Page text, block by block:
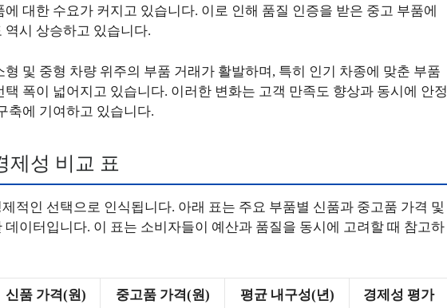
대한 수요가 커지고 있습니다. 이로 인해 품질 인증을 받은 중고 부품에
시 상승하고 있습니다.
및 중형 차량 위주의 부품 거래가 활발하며, 특히 인기 차종에 맞춘 부품
택 폭이 넓어지고 있습니다. 이러한 변화는 고객 만족도 향상과 동시에 안정
축에 기여하고 있습니다.
제성 비교 표
적인 선택으로 인식됩니다. 아래 표는 주요 부품별 신품과 중고품 가격 및
데이터입니다. 이 표는 소비자들이 예산과 품질을 동시에 고려할 때 참고하
신품 가격(원) 중고품 가격(원) 평균 내구성(년) 경제성 평가